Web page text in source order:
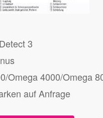
3
Omega 4000/Omega
auf Anfrage